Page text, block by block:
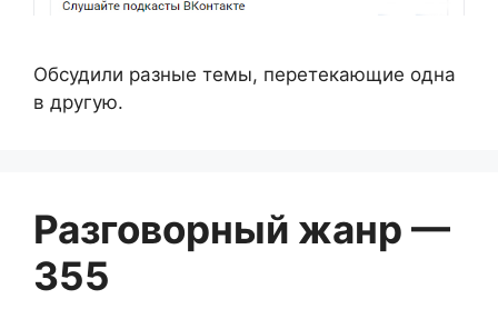
Обсудили разные темы, перетекающие одна
в другую.
Разговорный жанр —
355